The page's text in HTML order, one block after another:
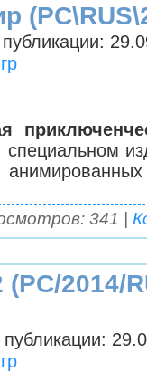
специальном
341 |
2014/